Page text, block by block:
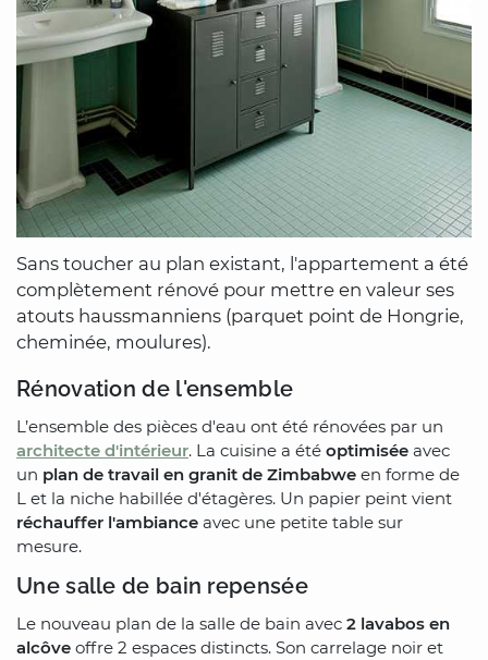
Sans toucher au plan existant, l'appartement a été
complètement rénové pour mettre en valeur ses
atouts haussmanniens (parquet point de Hongrie,
cheminée, moulures).
Rénovation de l'ensemble
L’ensemble des pièces d'eau ont été rénovées par un
architecte d'intérieur. La cuisine a été optimisée avec
un plan de travail en granit de Zimbabwe en forme de
L et la niche habillée d'étagères. Un papier peint vient
réchauffer l'ambiance avec une petite table sur
mesure.
Une salle de bain repensée
Le nouveau plan de la salle de bain avec 2 lavabos en
alcôve offre 2 espaces distincts. Son carrelage noir et